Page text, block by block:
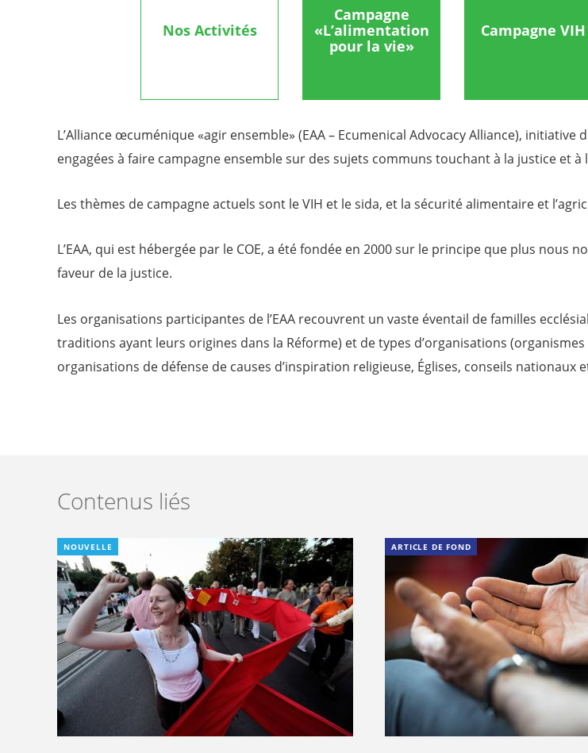
Nos Activités
Campagne
«L’alimentation
pour la vie»
Campagne VIH
L’Alliance œcuménique «agir ensemble» (EAA – Ecumenical Advocacy Alliance), initiative
engagées à faire campagne ensemble sur des sujets communs touchant à la justice et à
Les thèmes de campagne actuels sont le VIH et le sida, et la sécurité alimentaire et
L’EAA, qui est hébergée par le COE, a été fondée en 2000 sur le principe que plus
faveur de la justice.
Les organisations participantes de l’EAA recouvrent un vaste éventail de familles
traditions ayant leurs origines dans la Réforme) et de types d’organisations
organisations de défense de causes d’inspiration religieuse, Églises, conseils
Contenus liés
NOUVELLE ARTICLE DE FOND